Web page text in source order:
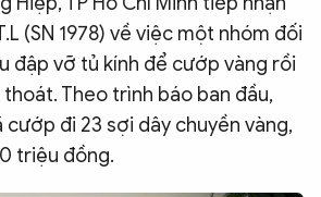
(SN 1978) về việc một nhóm đối
đập vỡ tủ kính để cướp vàng rồi
Theo trình báo ban đầu,
đi 23 sợi dây chuyền vàng,
triệu đồng.